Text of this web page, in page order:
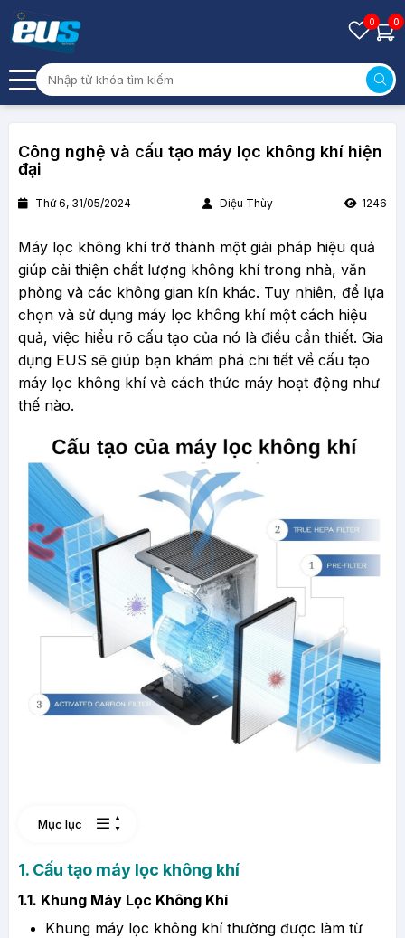
0 0
Công nghệ và cấu tạo máy lọc không khí hiện
đại
Thứ 6, 31/05/2024 Diệu Thùy 1246
Máy lọc không khí trở thành một giải pháp hiệu quả
giúp cải thiện chất lượng không khí trong nhà, văn
phòng và các không gian kín khác. Tuy nhiên, để lựa
chọn và sử dụng máy lọc không khí một cách hiệu
quả, việc hiểu rõ cấu tạo của nó là điều cần thiết. Gia
dụng EUS sẽ giúp bạn khám phá chi tiết về cấu tạo
máy lọc không khí và cách thức máy hoạt động như
thế nào.
Mục lục
1. Cấu tạo máy lọc không khí
1.1. Khung Máy Lọc Không Khí
Khung máy lọc không khí thường được làm từ